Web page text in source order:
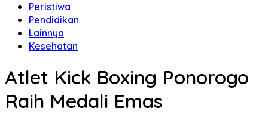
Peristiwa
Pendidikan
Lainnya
Kesehatan
Atlet Kick Boxing Ponorogo
Raih Medali Emas